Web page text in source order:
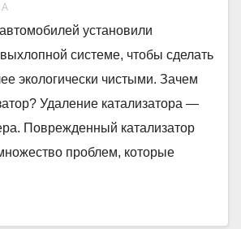
установили
системе, чтобы сделать
экологически чистыми. Зачем
Удаление катализатора —
Поврежденный катализатор
проблем, которые